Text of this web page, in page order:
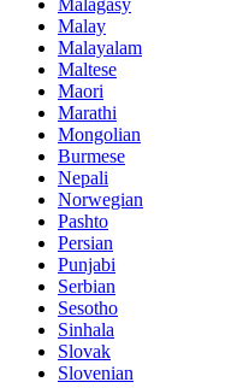
Malagasy
Malay
Malayalam
Maltese
Maori
Marathi
Mongolian
Burmese
Nepali
Norwegian
Pashto
Persian
Punjabi
Serbian
Sesotho
Sinhala
Slovak
Slovenian